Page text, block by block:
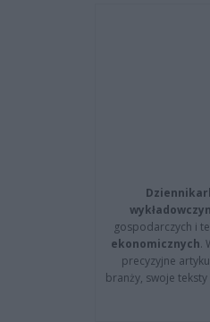
gospodarczych i
ekonomicznych.
precyzyjne
branży, swoje